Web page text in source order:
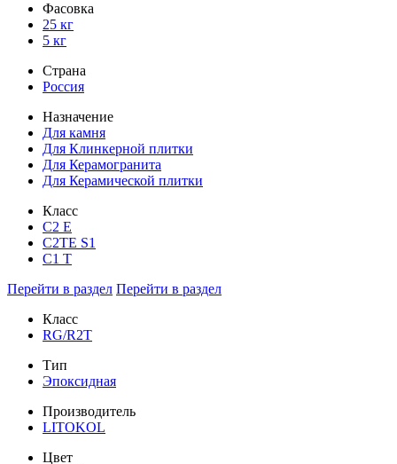
Фасовка
25 кг
5 кг
Страна
Россия
Назначение
Для камня
Для Клинкерной плитки
Для Керамогранита
Для Керамической плитки
Класс
С2 Е
C2TE S1
C1 T
Перейти в раздел Перейти в раздел
Класс
RG/R2T
Тип
Эпоксидная
Производитель
LITOKOL
Цвет